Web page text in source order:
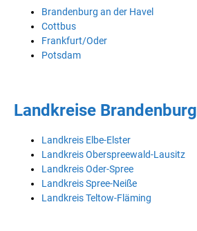
Brandenburg an der Havel
Cottbus
Frankfurt/Oder
Potsdam
Landkreise Brandenburg
Landkreis Elbe-Elster
Landkreis Oberspreewald-Lausitz
Landkreis Oder-Spree
Landkreis Spree-Neiße
Landkreis Teltow-Fläming